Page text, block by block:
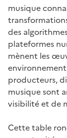
musique
des
plateformes
mènent les
producteurs,
musique sont
visibilité et de
Cette table